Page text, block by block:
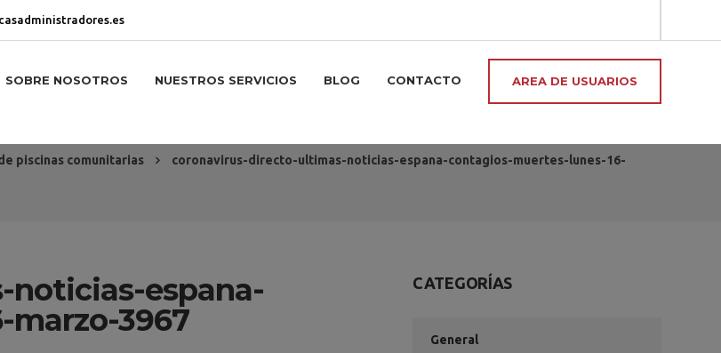
SOBRE NOSOTROS NUESTROS SERVICIOS BLOG CONTACTO AREA DE USUARIOS
piscinas comunitarias
coronavirus-directo-ultimas-noticias-espana-contagios-muertes-lunes-16-
espana-
marzo-3967
CATEGORÍAS
General